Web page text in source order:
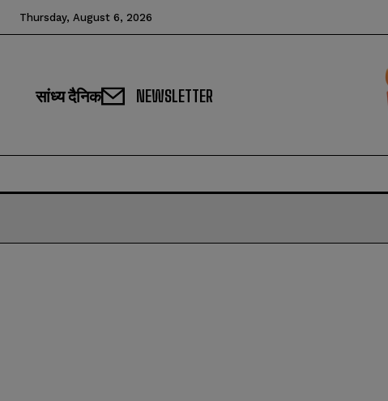
Thursday, August 6, 2026
सांध्य दैनिक NEWSLETTER